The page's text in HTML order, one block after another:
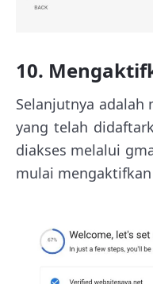
10.
Selanjutnya
yang telah
diakses melalui
mulai